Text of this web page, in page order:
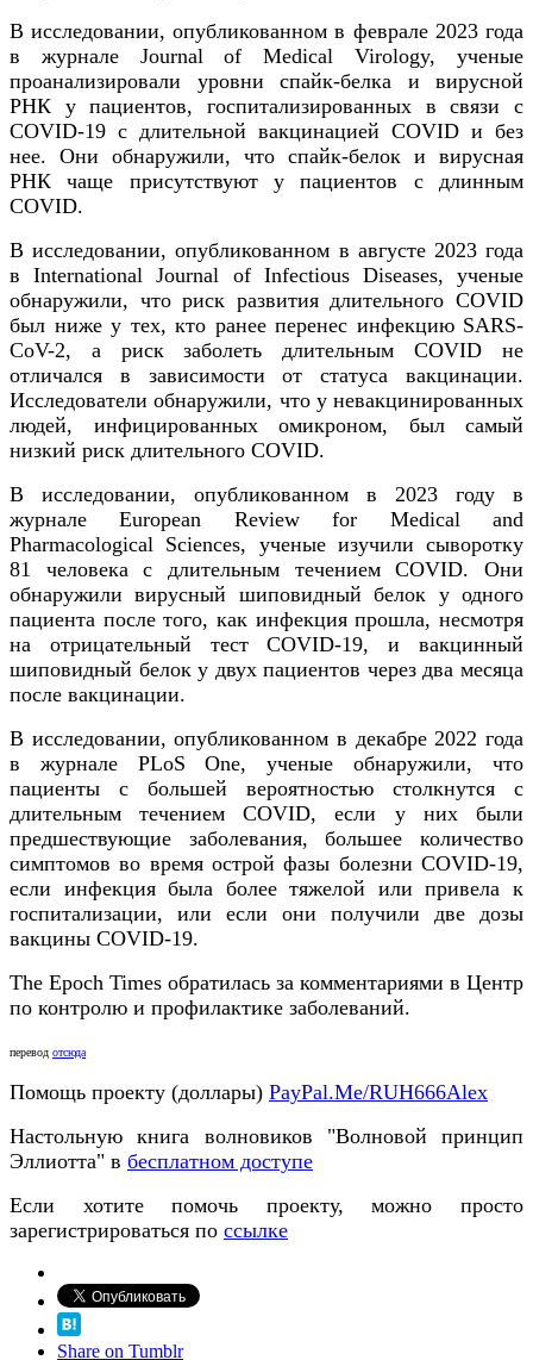
В исследовании, опубликованном в феврале 2023 года
в журнале Journal of Medical Virology, ученые
проанализировали уровни спайк-белка и вирусной
РНК у пациентов, госпитализированных в связи с
COVID-19 с длительной вакцинацией COVID и без
нее. Они обнаружили, что спайк-белок и вирусная
РНК чаще присутствуют у пациентов с длинным
COVID.
В исследовании, опубликованном в августе 2023 года
в International Journal of Infectious Diseases, ученые
обнаружили, что риск развития длительного COVID
был ниже у тех, кто ранее перенес инфекцию SARS-
CoV-2, а риск заболеть длительным COVID не
отличался в зависимости от статуса вакцинации.
Исследователи обнаружили, что у невакцинированных
людей, инфицированных омикроном, был самый
низкий риск длительного COVID.
В исследовании, опубликованном в 2023 году в
журнале European Review for Medical and
Pharmacological Sciences, ученые изучили сыворотку
81 человека с длительным течением COVID. Они
обнаружили вирусный шиповидный белок у одного
пациента после того, как инфекция прошла, несмотря
на отрицательный тест COVID-19, и вакцинный
шиповидный белок у двух пациентов через два месяца
после вакцинации.
В исследовании, опубликованном в декабре 2022 года
в журнале PLoS One, ученые обнаружили, что
пациенты с большей вероятностью столкнутся с
длительным течением COVID, если у них были
предшествующие заболевания, большее количество
симптомов во время острой фазы болезни COVID-19,
если инфекция была более тяжелой или привела к
госпитализации, или если они получили две дозы
вакцины COVID-19.
The Epoch Times обратилась за комментариями в Центр
по контролю и профилактике заболеваний.
перевод отсюда
Помощь проекту (доллары) PayPal.Me/RUH666Alex
Настольную книга волновиков "Волновой принцип
Эллиотта" в бесплатном доступе
Если хотите помочь проекту, можно просто
зарегистрироваться по ссылке
Share on Tumblr